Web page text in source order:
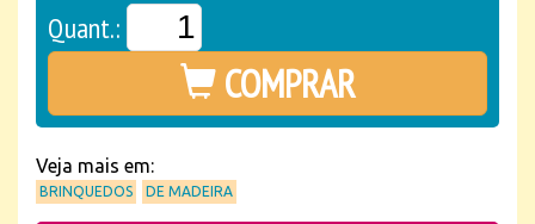
Quant.:
COMPRAR
Veja mais em:
BRINQUEDOS DE MADEIRA